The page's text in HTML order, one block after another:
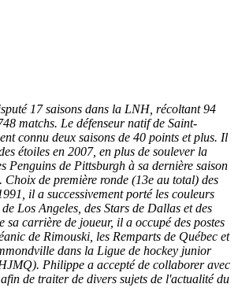
17 saisons dans la LNH, récoltant 94
matchs. Le défenseur natif de Saint-
connu deux saisons de 40 points et plus. Il
étoiles en 2007, en plus de soulever la
Penguins de Pittsburgh à sa dernière saison
de première ronde (13e au total) des
il a successivement porté les couleurs
Los Angeles, des Stars de Dallas et des
sa carrière de joueur, il a occupé des postes
de Rimouski, les Remparts de Québec et
dans la Ligue de hockey junior
Philippe a accepté de collaborer avec
de traiter de divers sujets de l'actualité du